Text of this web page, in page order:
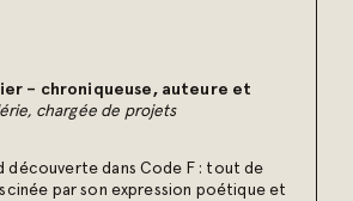
– chroniqueuse, auteure et
chargée de projets
découverte dans Code F : tout de
par son expression poétique et